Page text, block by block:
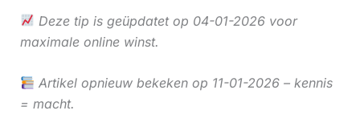
Deze tip is geüpdatet op 04-01-2026 voor
maximale online winst.
Artikel opnieuw bekeken op 11-01-2026 – kennis
= macht.